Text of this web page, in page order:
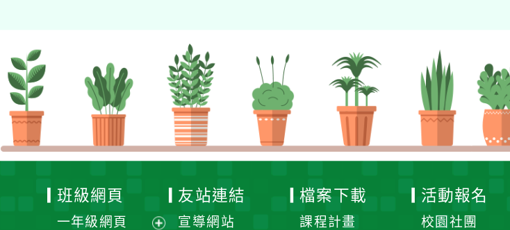
班級網頁
一年級網頁
友站連結
宣導網站
檔案下載
課程計畫
活動報名
校園社團